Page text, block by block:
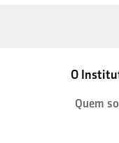
O
Quem